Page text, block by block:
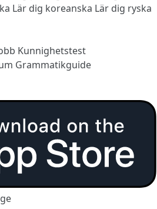
Lär dig koreanska Lär dig ryska
Kunnighetstest
Grammatikguide